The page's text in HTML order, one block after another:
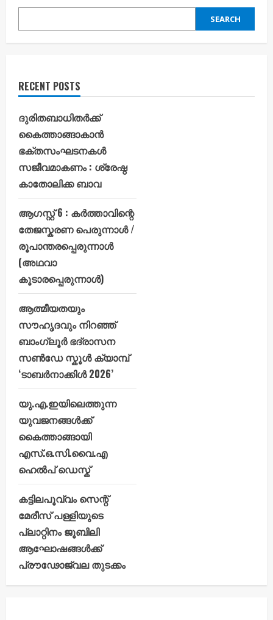
SEARCH
RECENT POSTS
ദുരിതബാധിതർക്ക്
കൈത്താങ്ങാകാൻ
ഭക്തസംഘടനകൾ
സജീവമാകണം : ശ്രേഷ്ഠ
കാതോലിക്ക ബാവ
ആഗസ്റ്റ് 6 : കർത്താവിന്റെ
തേജസ്കരണ പെരുന്നാൾ /
രൂപാന്തരപ്പെരുന്നാൾ
(അഥവാ
കൂടാരപ്പെരുന്നാൾ)
ആത്മീയതയും
സൗഹൃദവും നിറഞ്ഞ്
ബാംഗ്ലൂർ ഭദ്രാസന
സൺഡേ സ്കൂൾ ക്യാമ്പ്
‘ടാബർനാക്കിൾ 2026’
യു.എ.ഇയിലെത്തുന്ന
യുവജനങ്ങൾക്ക്
കൈത്താങ്ങായി
എസ്.ഒ.സി.വൈ.എ
ഹെൽപ് ഡെസ്ക്
കട്ടിലപൂവ്വം സെന്റ്
മേരീസ് പള്ളിയുടെ
പ്ലാറ്റിനം ജൂബിലി
ആഘോഷങ്ങൾക്ക്
പ്രൗഢോജ്വല തുടക്കം